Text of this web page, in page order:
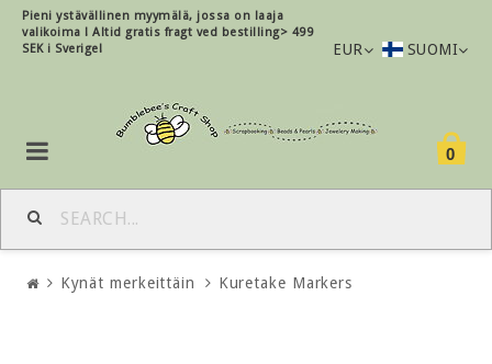
Pieni ystävällinen myymälä, jossa on laaja
valikoima ! Altid gratis fragt ved bestilling> 499
SEK i Sverige!
EUR SUOMI
0
Kynät merkeittäin Kuretake Markers